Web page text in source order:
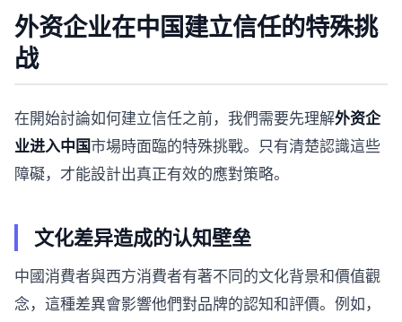
外资企业在中国建立信任的特殊挑
战
在開始討論如何建立信任之前，我們需要先理解外资企
业进入中国市場時面臨的特殊挑戰。只有清楚認識這些
障礙，才能設計出真正有效的應對策略。
文化差异造成的认知壁垒
中國消費者與西方消費者有著不同的文化背景和價值觀
念，這種差異會影響他們對品牌的認知和評價。例如，